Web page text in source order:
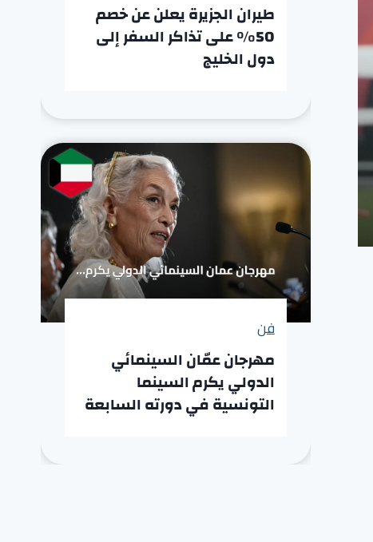
طيران الجزيرة يعلن عن خصم
50% على تذاكر السفر إلى
دول الخليج
فن
مهرجان عمّان السينمائي
الدولي يكرم السينما
التونسية في دورته السابعة